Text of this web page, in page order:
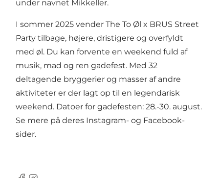
under navnet Mikkeller.
I sommer 2025 vender The To Øl x BRUS Street
Party tilbage, højere, dristigere og overfyldt
med øl. Du kan forvente en weekend fuld af
musik, mad og ren gadefest. Med 32
deltagende bryggerier og masser af andre
aktiviteter er der lagt op til en legendarisk
weekend. Datoer for gadefesten: 28.-30. august.
Se mere på deres Instagram- og Facebook-
sider.